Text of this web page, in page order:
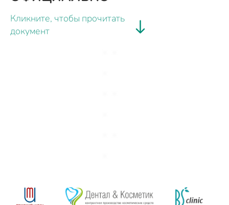
Кликните, чтобы прочитать
документ